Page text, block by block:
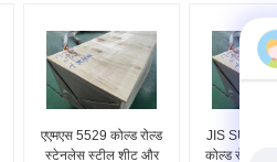
एएमएस 5529 कोल्ड रोल्ड
स्टेनलेस स्टील शीट और
JIS
कोल्ड रोल्ड